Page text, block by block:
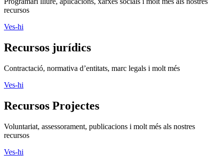
recursos
Ves-hi
Recursos jurídics
Contractació, normativa d’entitats, marc legals i molt més
Ves-hi
Recursos Projectes
Voluntariat, assessorament, publicacions i molt més als nostres
recursos
Ves-hi